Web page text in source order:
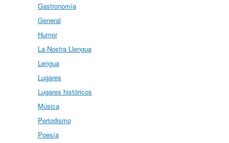
Gastronomía
General
Humor
La Nostra Llengua
Lengua
Lugares
Lugares históricos
Música
Periodismo
Poesía